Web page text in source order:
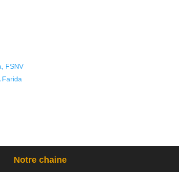
FSNV
Farida
Notre chaine